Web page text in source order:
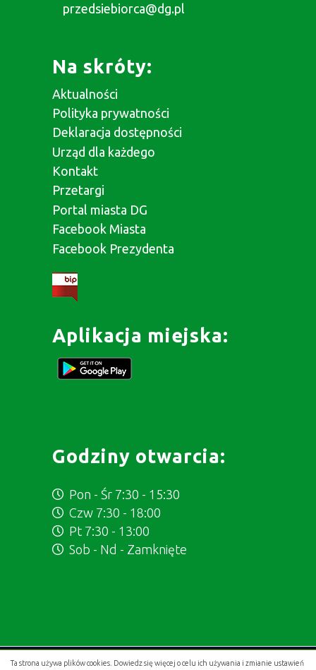
Ta strona używa plików cookies. Dowiedz się więcej o celu ich używania i zmianie ustawień
przedsiebiorca@dg.pl
Na skróty:
Aktualności
Polityka prywatności
Deklaracja dostępności
Urząd dla każdego
Kontakt
Przetargi
Portal miasta DG
Facebook Miasta
Facebook Prezydenta
Aplikacja miejska:
Godziny otwarcia:
Pon - Śr 7:30 - 15:30
Czw 7:30 - 18:00
Pt 7:30 - 13:00
Sob - Nd - Zamknięte